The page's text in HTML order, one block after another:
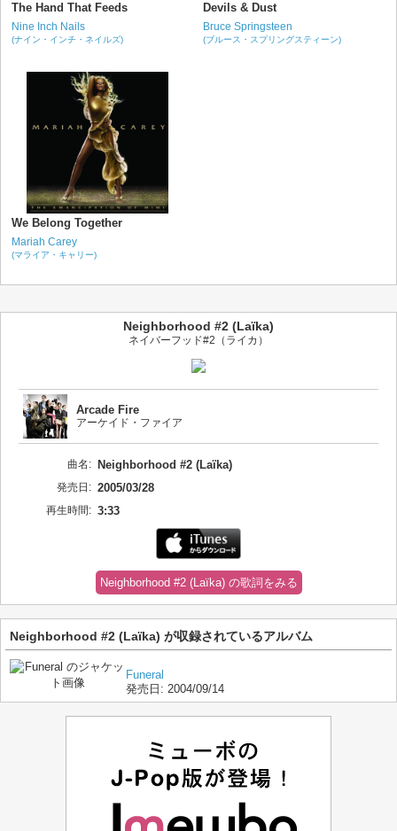
The Hand That Feeds
Nine Inch Nails
(ナイン・インチ・ネイルズ)
Devils & Dust
Bruce Springsteen
(ブルース・スプリングスティーン)
We Belong Together
Mariah Carey
(マライア・キャリー)
Neighborhood #2 (Laïka)
ネイバーフッド#2（ライカ）
Arcade Fire
アーケイド・ファイア
曲名: Neighborhood #2 (Laïka)
発売日: 2005/03/28
再生時間: 3:33
Neighborhood #2 (Laïka) の歌詞をみる
Neighborhood #2 (Laïka) が収録されているアルバム
Funeral
発売日: 2004/09/14